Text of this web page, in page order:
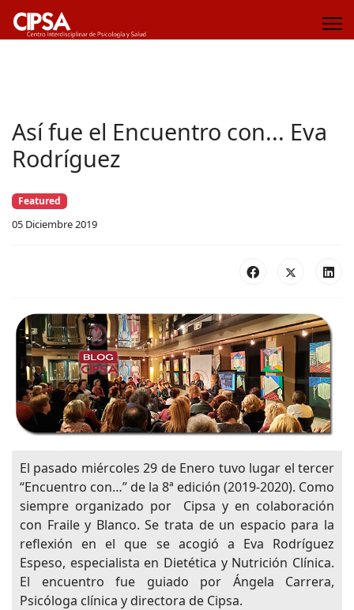
Así fue el Encuentro con... Eva
Rodríguez
Featured
05 Diciembre 2019
El pasado miércoles 29 de Enero tuvo lugar el tercer
“Encuentro con…” de la 8ª edición (2019-2020). Como
siempre organizado por Cipsa y en colaboración
con Fraile y Blanco. Se trata de un espacio para la
reflexión en el que se acogió a Eva Rodríguez
Espeso, especialista en Dietética y Nutrición Clínica.
El encuentro fue guiado por Ángela Carrera,
Psicóloga clínica y directora de Cipsa.